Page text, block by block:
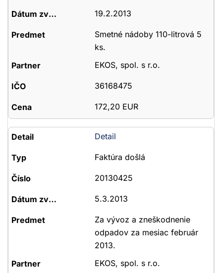
19.2.2013
Smetné nádoby 110-litrová 5
ks.
EKOS, spol. s r.o.
36168475
172,20 EUR
Detail
Faktúra došlá
20130425
5.3.2013
Za vývoz a zneškodnenie
odpadov za mesiac február
2013.
EKOS, spol. s r.o.